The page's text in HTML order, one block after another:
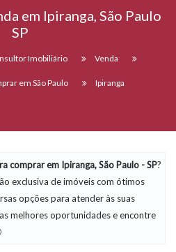
em Ipiranga, São Paulo
SP
Imobiliário Venda
em São Paulo Ipiranga
comprar em Ipiranga, São Paulo - SP?
exclusiva de imóveis com ótimos
opções para atender às suas
melhores oportunidades e encontre